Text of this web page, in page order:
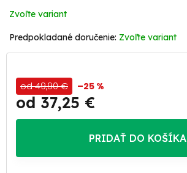
Zvoľte variant
Zvoľte variant
od 49,90 € –25 %
od 37,25 €
Jednotková
PRIDAŤ DO KOŠÍKA